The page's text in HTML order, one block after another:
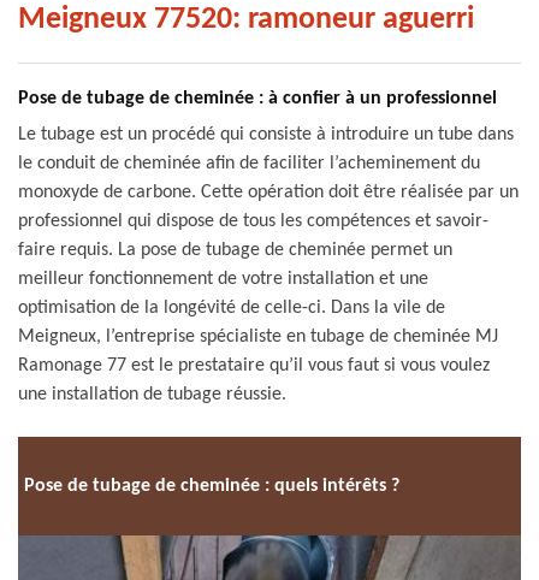
Meigneux 77520: ramoneur aguerri
Pose de tubage de cheminée : à confier à un professionnel
Le tubage est un procédé qui consiste à introduire un tube dans
le conduit de cheminée afin de faciliter l’acheminement du
monoxyde de carbone. Cette opération doit être réalisée par un
professionnel qui dispose de tous les compétences et savoir-
faire requis. La pose de tubage de cheminée permet un
meilleur fonctionnement de votre installation et une
optimisation de la longévité de celle-ci. Dans la vile de
Meigneux, l’entreprise spécialiste en tubage de cheminée MJ
Ramonage 77 est le prestataire qu’il vous faut si vous voulez
une installation de tubage réussie.
Pose de tubage de cheminée : quels intérêts ?